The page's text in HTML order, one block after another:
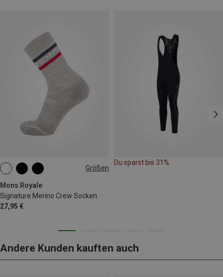
Größen
Mons Royale
Signature Merino Crew Socken
27,95 €
35|36|37|38
42|43|44
Du sparst bis 31%
Andere Kunden kauften auch